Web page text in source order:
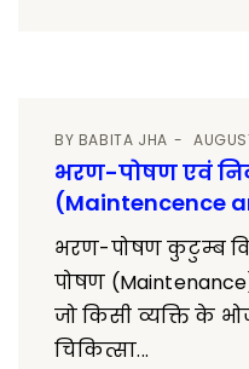
BY BABITA JHA
भरण-पोषण एवं
(Maintencence
भरण-पोषण कुटुम्ब
पोषण
जो किसी व्यक्ति के
चिकित्सा...